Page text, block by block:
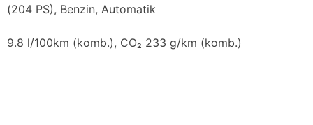
(204 PS), Benzin, Automatik
9.8 l/100km (komb.), CO₂ 233 g/km (komb.)